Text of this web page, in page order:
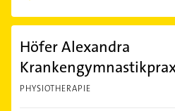
Höfer Alexandra
PHYSIOTHERAPIE